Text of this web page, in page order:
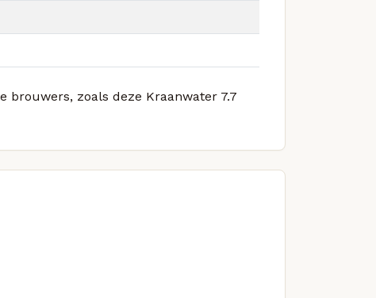
brouwers, zoals deze Kraanwater 7.7